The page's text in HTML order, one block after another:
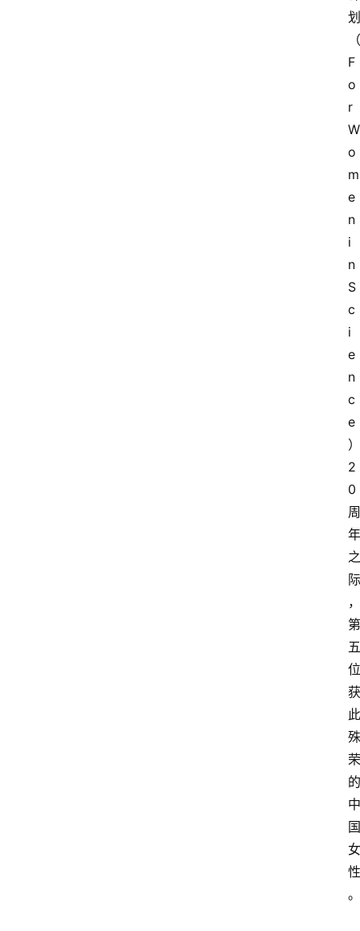
划
（
F
o
r
W
o
m
e
n
i
n
S
c
i
e
n
c
e
）
2
0
周
年
之
际
，
第
五
位
获
此
殊
荣
的
中
国
女
性
。